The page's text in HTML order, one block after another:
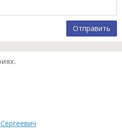
Отправить